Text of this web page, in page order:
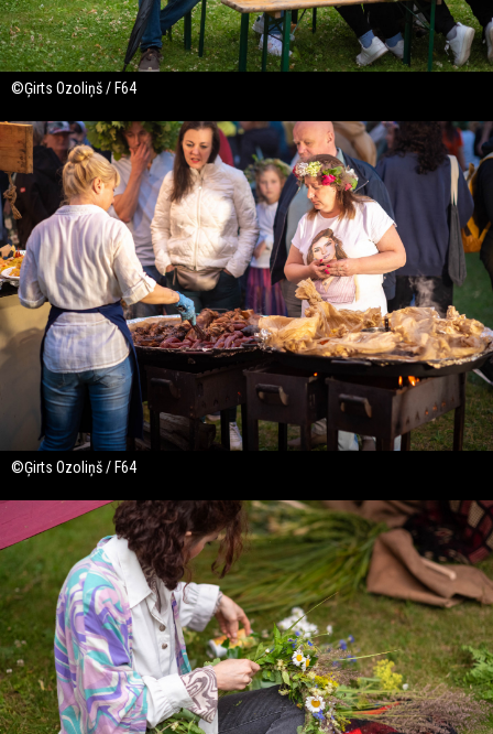
©Ģirts Ozoliņš / F64
©Ģirts Ozoliņš / F64